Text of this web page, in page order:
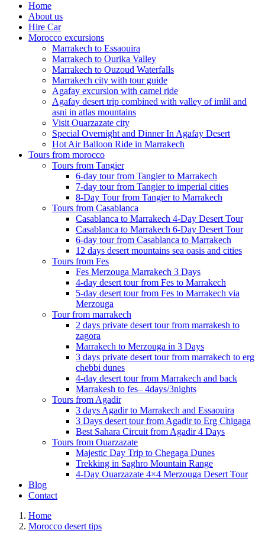
Home
About us
Hire Car
Morocco excursions
Marrakech to Essaouira
Marrakech to Ourika Valley
Marrakech to Ouzoud Waterfalls
Marrakech city with tour guide
Agafay excursion with camel ride
Agafay desert trip combined with valley of imlil and
asni in atlas mountains
Visit Ouarzazate city
Special Overnight and Dinner In Agafay Desert
Hot Air Balloon Ride in Marrakech
Tours from morocco
Tours from Tangier
6-day tour from Tangier to Marrakech
7-day tour from Tangier to imperial cities
8-Day Tour from Tangier to Marrakech
Tours from Casablanca
Casablanca to Marrakech 4-Day Desert Tour
Casablanca to Marrakech 6-Day Desert Tour
6-day tour from Casablanca to Marrakech
12 days desert mountains sea oasis and cities
Tours from Fes
Fes Merzouga Marrakech 3 Days
4-day desert tour from Fes to Marrakech
5-day desert tour from Fes to Marrakech via
Merzouga
Tour from marrakech
2 days private desert tour from marrakesh to
zagora
Marrakech to Merzouga in 3 Days
3 days private desert tour from marrakech to erg
chebbi dunes
4-day desert tour from Marrakech and back
Marrakesh to fes– 4days/3nights
Tours from Agadir
3 days Agadir to Marrakech and Essaouira
3 Days desert tour from Agadir to Erg Chigaga
Best Sahara Circuit from Agadir 4 Days
Tours from Ouarzazate
Majestic Day Trip to Chegaga Dunes
Trekking in Saghro Mountain Range
4-Day Ouarzazate 4×4 Merzouga Desert Tour
Blog
Contact
Home
Morocco desert tips